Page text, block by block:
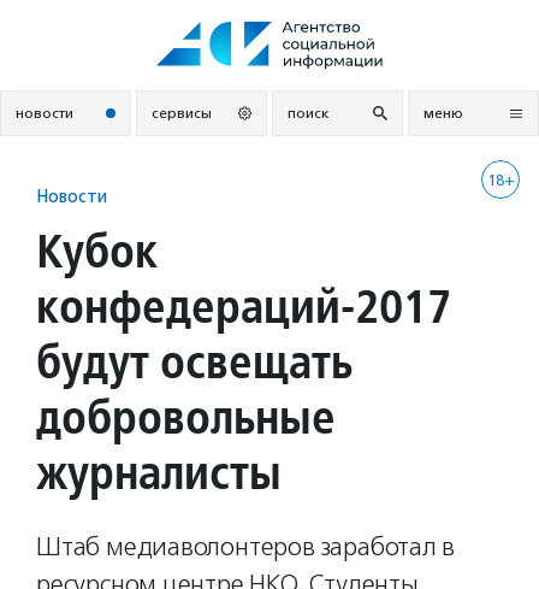
новости сервисы поиск меню
18+
Новости
Кубок
конфедераций-2017
будут освещать
добровольные
журналисты
Штаб медиаволонтеров заработал в